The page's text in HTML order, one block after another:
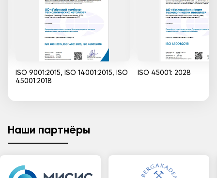
ISO 9001:2015, ISO 14001:2015, ISO
45001:2018
ISO 45001: 2028
Наши партнёры